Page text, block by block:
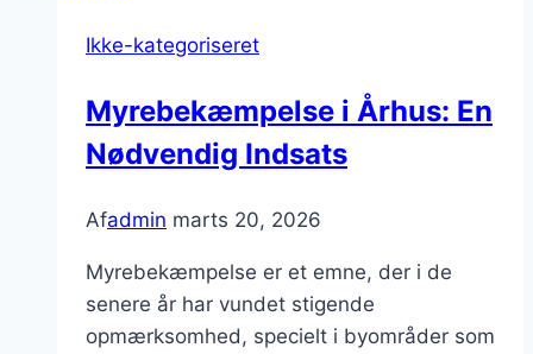
Din
Ikke-kategoriseret
Myrebekæmpelse i Århus: En
Nødvendig Indsats
Afadmin marts 20, 2026
Myrebekæmpelse er et emne, der i de
senere år har vundet stigende
opmærksomhed, specielt i byområder som